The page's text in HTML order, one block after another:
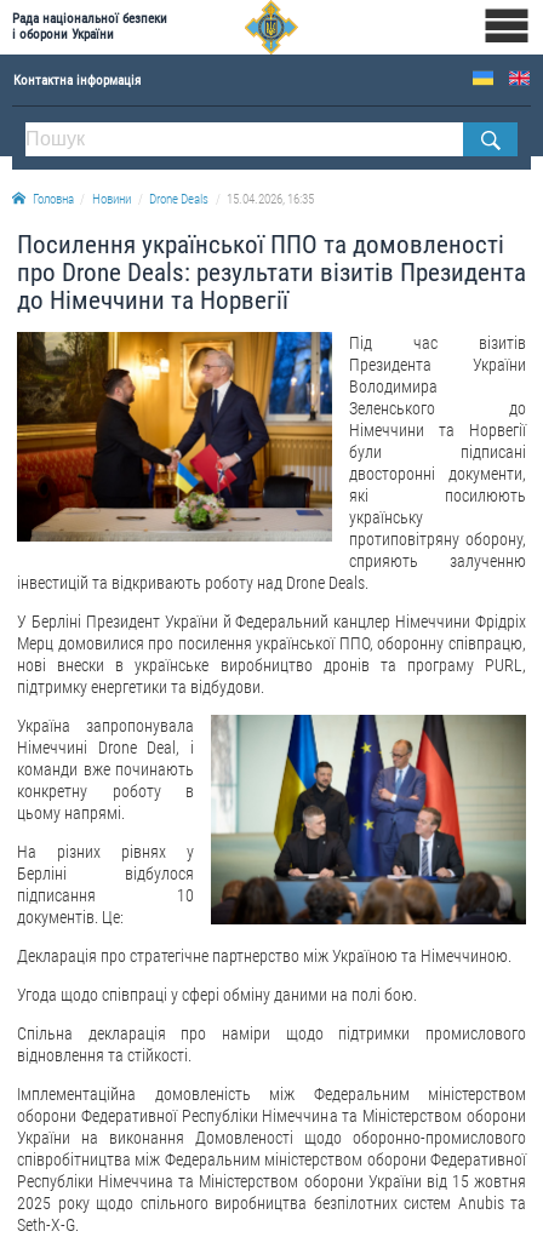
Рада національної безпеки
і оборони України
Контактна інформація
ПРО РНБОУ
Склад Ради національної безпеки і оборони України
Апарат Ради національної безпеки і оборони України
Правова основа діяльності Ради національної безпеки і оборони України
Історична довідка про діяльність Ради національної безпеки і оборони України
ПРЕСЦЕНТР
Новини
Drone Deals
Фотогалерея
Відеогалерея
ЗВЕРНЕННЯ ГРОМАДЯН
Звернення громадян
Електронне звернення
ДОСТУП ДО ПУБЛІЧНОЇ ІНФОРМАЦІЇ
Організація доступу до публічної інформації
Запит на отримання публічної інформації
Питання запобігання корупції
Публічні закупівлі
ДЕРЖАВНИЙ РЕЄСТР САНКЦІЙ
Головна Новини Drone Deals 15.04.2026, 16:35
Посилення української ППО та домовленості
про Drone Deals: результати візитів Президента
до Німеччини та Норвегії
Під час візитів
Президента України
Володимира
Зеленського до
Німеччини та Норвегії
були підписані
двосторонні документи,
які посилюють
українську
протиповітряну оборону,
сприяють залученню
інвестицій та відкривають роботу над Drone Deals.
У Берліні Президент України й Федеральний канцлер Німеччини Фрідріх
Мерц домовилися про посилення української ППО, оборонну співпрацю,
нові внески в українське виробництво дронів та програму PURL,
підтримку енергетики та відбудови.
Україна запропонувала
Німеччині Drone Deal, і
команди вже починають
конкретну роботу в
цьому напрямі.
На різних рівнях у
Берліні відбулося
підписання 10
документів. Це:
Декларація про стратегічне партнерство між Україною та Німеччиною.
Угода щодо співпраці у сфері обміну даними на полі бою.
Спільна декларація про наміри щодо підтримки промислового
відновлення та стійкості.
Імплементаційна домовленість між Федеральним міністерством
оборони Федеративної Республіки Німеччина та Міністерством оборони
України на виконання Домовленості щодо оборонно-промислового
співробітництва між Федеральним міністерством оборони Федеративної
Республіки Німеччина та Міністерством оборони України від 15 жовтня
2025 року щодо спільного виробництва безпілотних систем Anubis та
Seth-X-G.